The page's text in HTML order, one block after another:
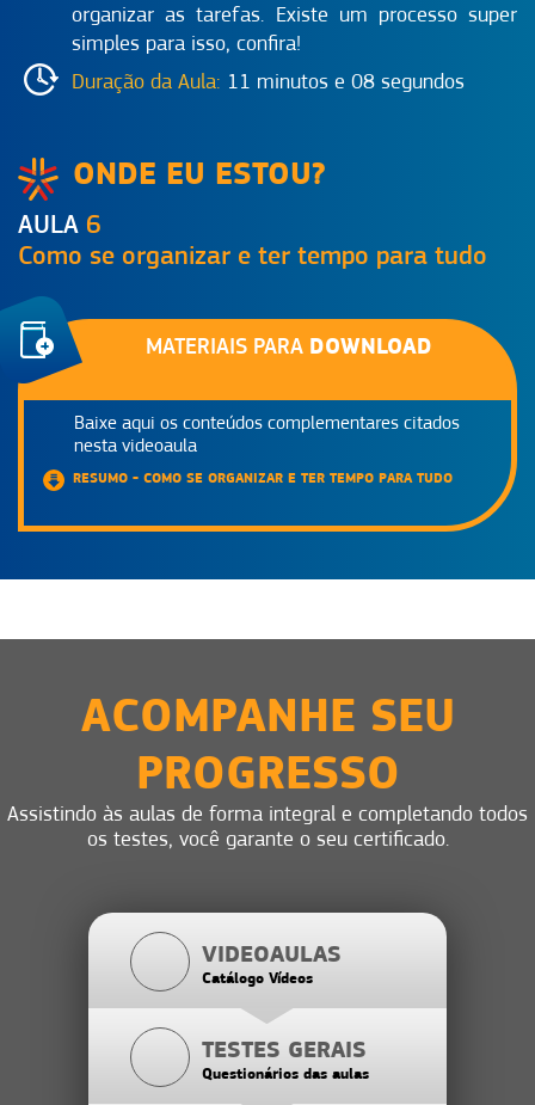
organizar as tarefas. Existe um processo super
simples para isso, confira!
Duração da Aula: 11 minutos e 08 segundos
ONDE EU ESTOU?
AULA 6
Como se organizar e ter tempo para tudo
MATERIAIS PARA DOWNLOAD
Baixe aqui os conteúdos complementares citados
nesta videoaula
RESUMO - COMO SE ORGANIZAR E TER TEMPO PARA TUDO
ACOMPANHE SEU
PROGRESSO
Assistindo às aulas de forma integral e completando todos
os testes, você garante o seu certificado.
VIDEOAULAS
Catálogo Vídeos
TESTES GERAIS
Questionários das aulas